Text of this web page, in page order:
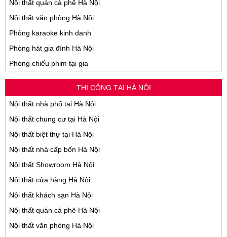
Nội thất quán cà phê Hà Nội
Nội thất văn phòng Hà Nội
Phòng karaoke kinh danh
Phòng hát gia đình Hà Nội
Phòng chiếu phim tại gia
THI CÔNG TẠI HÀ NỘI
Nội thất nhà phố tại Hà Nội
Nội thất chung cư tại Hà Nội
Nội thất biệt thự tại Hà Nội
Nội thất nhà cấp bốn Hà Nội
Nội thất Showroom Hà Nội
Nội thất cửa hàng Hà Nội
Nội thất khách sạn Hà Nội
Nội thất quán cà phê Hà Nội
Nội thất văn phòng Hà Nội